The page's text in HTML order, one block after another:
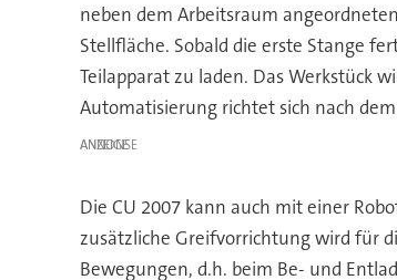
neben dem Arbeitsraum
Stellfläche. Sobald die erste Stange
Teilapparat zu laden. Das Werkstück
Automatisierung richtet sich nach
ANZEIGE
Die CU 2007 kann auch mit einer
zusätzliche Greifvorrichtung wird für
Bewegungen, d.h. beim Be- und